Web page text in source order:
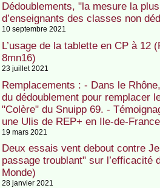
Dédoublements, "la mesure la
d’enseignants des classes non
10 septembre 2021
L’usage de la tablette en CP à 12
8mn16)
23 juillet 2021
Remplacements : - Dans le
du dédoublement pour remplacer
"Colère" du Snuipp 69. -
une Ulis de REP+ en Ile-de-France
19 mars 2021
Deux essais vent debout contre
passage troublant" sur l’efficacité
Monde)
28 janvier 2021